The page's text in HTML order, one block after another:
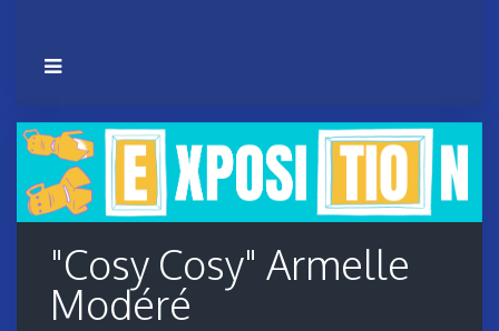
"Cosy Cosy" Armelle
Modéré